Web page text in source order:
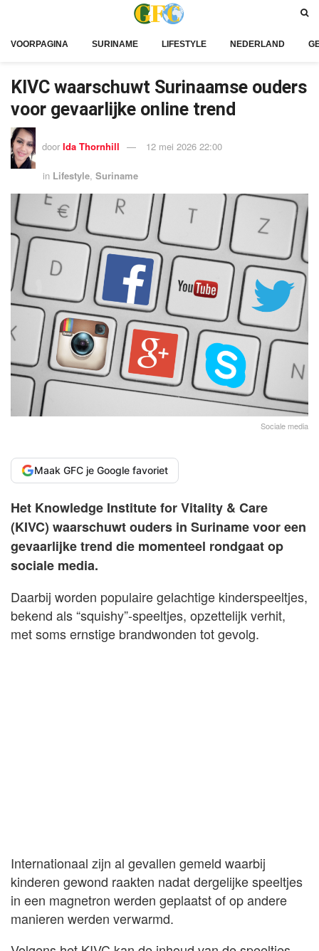
VOORPAGINA SURINAME LIFESTYLE NEDERLAND
KIVC waarschuwt Surinaamse ouders
voor gevaarlijke online trend
door Ida Thornhill 12 mei 2026 22:00
in Lifestyle, Suriname
Sociale media
Maak GFC je Google favoriet
Het Knowledge Institute for Vitality & Care
(KIVC) waarschuwt ouders in Suriname voor een
gevaarlijke trend die momenteel rondgaat op
sociale media.
Daarbij worden populaire gelachtige kinderspeeltjes,
bekend als “squishy”-speeltjes, opzettelijk verhit,
met soms ernstige brandwonden tot gevolg.
Internationaal zijn al gevallen gemeld waarbij
kinderen gewond raakten nadat dergelijke speeltjes
in een magnetron werden geplaatst of op andere
manieren werden verwarmd.